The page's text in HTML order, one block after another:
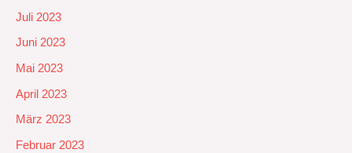
Juli 2023
Juni 2023
Mai 2023
April 2023
März 2023
Februar 2023